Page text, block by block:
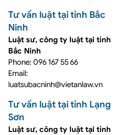
Tư vấn luật tại tỉnh Bắc
Ninh
Luật sư, công ty luật tại tỉnh
Bắc Ninh
Phone: 096 167 55 66
Email:
luatsubacninh@vietanlaw.vn
Tư vấn luật tại tỉnh Lạng
Sơn
Luật sư, công ty luật tại tỉnh